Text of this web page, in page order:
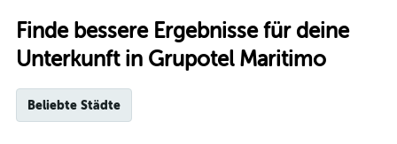
Finde bessere Ergebnisse für deine
Unterkunft in Grupotel Maritimo
Beliebte Städte